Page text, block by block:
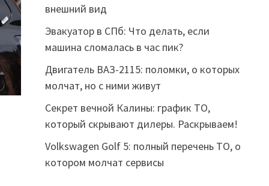
внешний вид
Эвакуатор в СПб: Что делать, если
машина сломалась в час пик?
Двигатель ВАЗ-2115: поломки, о которых
молчат, но с ними живут
Секрет вечной Калины: график ТО,
который скрывают дилеры. Раскрываем!
Volkswagen Golf 5: полный перечень ТО, о
котором молчат сервисы